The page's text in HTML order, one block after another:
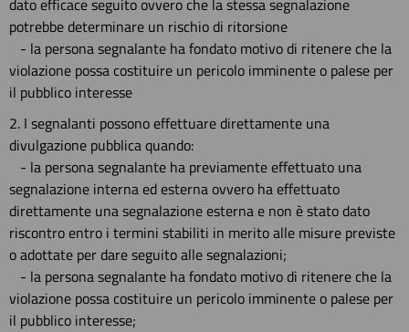
dato efficace seguito ovvero che la stessa segnalazione
potrebbe determinare un rischio di ritorsione
- la persona segnalante ha fondato motivo di ritenere che la
violazione possa costituire un pericolo imminente o palese per
il pubblico interesse
2. I segnalanti possono effettuare direttamente una
divulgazione pubblica quando:
- la persona segnalante ha previamente effettuato una
segnalazione interna ed esterna ovvero ha effettuato
direttamente una segnalazione esterna e non è stato dato
riscontro entro i termini stabiliti in merito alle misure previste
o adottate per dare seguito alle segnalazioni;
- la persona segnalante ha fondato motivo di ritenere che la
violazione possa costituire un pericolo imminente o palese per
il pubblico interesse;